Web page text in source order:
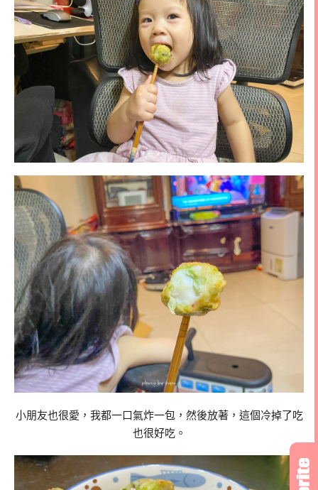
小朋友也很愛，我都一口氣炸一包，然後放著，這個冷掉了吃
也很好吃。